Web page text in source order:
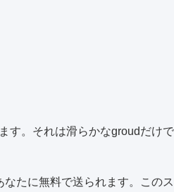
。それは滑らかなgroudだけで
たに無料で送られます。この